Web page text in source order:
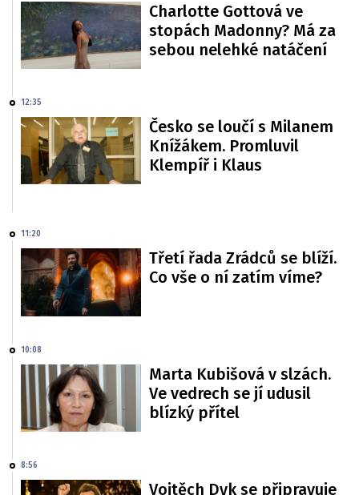
Charlotte Gottová ve
stopách Madonny? Má za
sebou nelehké natáčení
12:35
Česko se loučí s Milanem
Knížákem. Promluvil
Klempíř i Klaus
11:20
Třetí řada Zrádců se blíží.
Co vše o ní zatím víme?
10:08
Marta Kubišová v slzách.
Ve vedrech se jí udusil
blízký přítel
8:56
Vojtěch Dyk se připravuje